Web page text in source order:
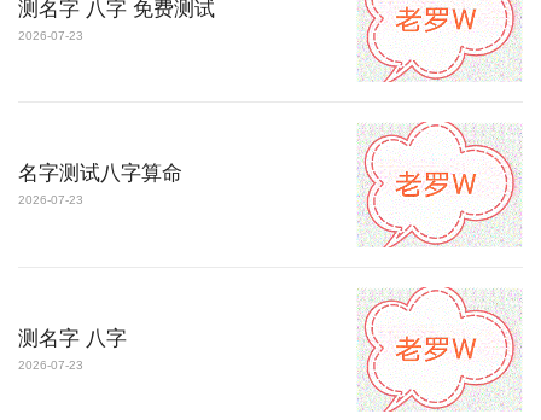
测名字 八字 免费测试
2026-07-23
名字测试八字算命
2026-07-23
测名字 八字
2026-07-23